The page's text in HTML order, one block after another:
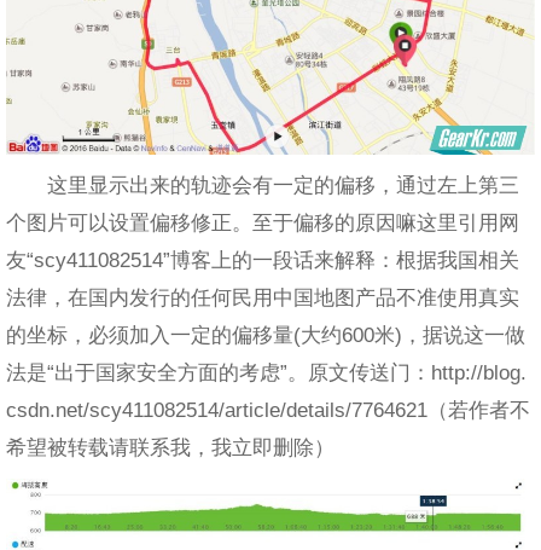
这里显示出来的轨迹会有一定的偏移，通过左上第三
个图片可以设置偏移修正。至于偏移的原因嘛这里引用网
友“scy411082514”博客上的一段话来解释：根据我国相关
法律，在国内发行的任何民用中国地图产品不准使用真实
的坐标，必须加入一定的偏移量(大约600米)，据说这一做
法是“出于国家安全方面的考虑”。原文传送门：http://blog.
csdn.net/scy411082514/article/details/7764621（若作者不
希望被转载请联系我，我立即删除）